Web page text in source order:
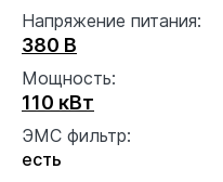
Напряжение питания:
380 В
Мощность:
110 кВт
ЭМС фильтр:
есть